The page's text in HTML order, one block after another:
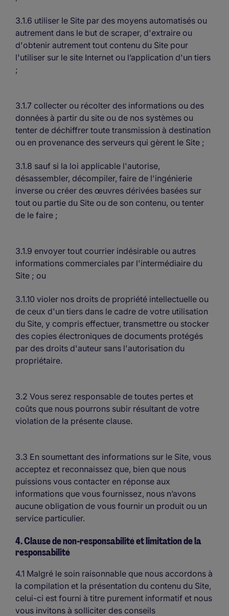
3.1.6 utiliser le Site par des moyens automatisés ou
autrement dans le but de scraper, d'extraire ou
d'obtenir autrement tout contenu du Site pour
l'utiliser sur le site Internet ou l’application d'un tiers
;
3.1.7 collecter ou récolter des informations ou des
données à partir du site ou de nos systèmes ou
tenter de déchiffrer toute transmission à destination
ou en provenance des serveurs qui gèrent le Site ;
3.1.8 sauf si la loi applicable l'autorise,
désassembler, décompiler, faire de l'ingénierie
inverse ou créer des œuvres dérivées basées sur
tout ou partie du Site ou de son contenu, ou tenter
de le faire ;
3.1.9 envoyer tout courrier indésirable ou autres
informations commerciales par l'intermédiaire du
Site ; ou
3.1.10 violer nos droits de propriété intellectuelle ou
de ceux d'un tiers dans le cadre de votre utilisation
du Site, y compris effectuer, transmettre ou stocker
des copies électroniques de documents protégés
par des droits d'auteur sans l'autorisation du
propriétaire.
3.2 Vous serez responsable de toutes pertes et
coûts que nous pourrons subir résultant de votre
violation de la présente clause.
3.3 En soumettant des informations sur le Site, vous
acceptez et reconnaissez que, bien que nous
puissions vous contacter en réponse aux
informations que vous fournissez, nous n’avons
aucune obligation de vous fournir un produit ou un
service particulier.
4. Clause de non-responsabilité et limitation de la
responsabilité
4.1 Malgré le soin raisonnable que nous accordons à
la compilation et la présentation du contenu du Site,
celui-ci est fourni à titre purement informatif et nous
vous invitons à solliciter des conseils